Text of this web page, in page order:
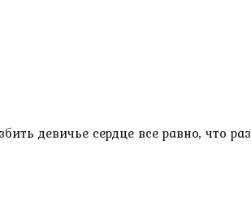
девичье сердце все равно, что раз